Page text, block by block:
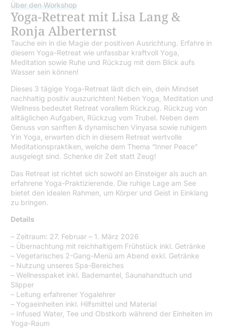
Über den Workshop
Yoga-Retreat mit Lisa Lang &
Ronja Alberternst
Tauche ein in die Magie der positiven Ausrichtung. Erfahre in
diesem Yoga-Retreat wie unfassbar kraftvoll Yoga,
Meditation sowie Ruhe und Rückzug mit dem Blick aufs
Wasser sein können!
Dieses 3 tägige Yoga-Retreat lädt dich ein, dein Mindset
nachhaltig positiv auszurichten! Neben Yoga, Meditation und
Wellness bedeutet Retreat vorallem Rückzug. Rückzug von
alltäglichen Aufgaben, Rückzug vom Trubel. Neben dem
Genuss von sanften & dynamischen Vinyasa sowie ruhigem
Yin Yoga, erwarten dich in diesem Retreat wertvolle
Meditationspraktiken, welche dem Thema “Inner Peace”
ausgelegt sind. Schenke dir Zeit statt Zeug!
Das Retreat ist richtet sich sowohl an Einsteiger als auch an
erfahrene Yoga-Praktizierende. Die ruhige Lage am See
bietet den idealen Rahmen, um Körper und Geist in Einklang
zu bringen.
Details
– Zeitraum: 27. Februar – 1. März 2026
– Übernachtung mit reichhaltigem Frühstück inkl. Getränke
– Vegetarisches 2-Gang-Menü am Abend exkl. Getränke
– Nutzung unseres Spa-Bereiches
– Wellnesspaket inkl. Bademantel, Saunahandtuch und
Slipper
– Leitung erfahrener Yogalehrer
– Yogaeinheiten inkl. Hilfsmittel und Material
– Infused Water, Tee und Obstkorb während der Einheiten im
Yoga-Raum